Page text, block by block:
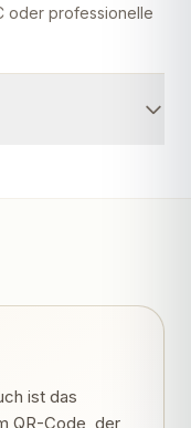
oder professionelle
ist das
QR-Code, der